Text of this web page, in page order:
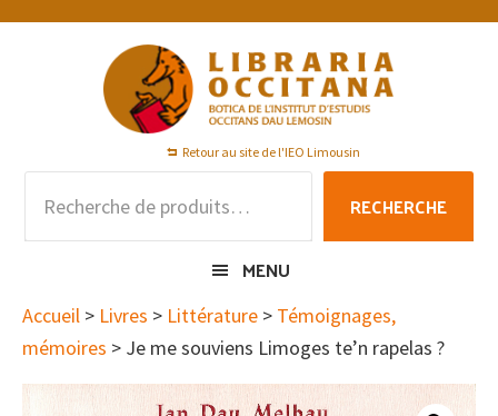
Passer
Passer
Passer
Retour au site de l'IEO Limousin
pour :
RECHERCHE
MENU
Accueil > Livres > Littérature > Témoignages,
mémoires > Je me souviens Limoges te’n rapelas ?